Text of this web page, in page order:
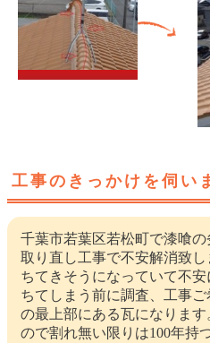
工事のきっかけを伺い
千葉市若葉区若松町で漆喰
取り直し工事で不安解消致
ちてきそうになっていて不
ちてしまう前に調査、工事
の最上部にある瓦になりま
ので割れ無い限りは100年持